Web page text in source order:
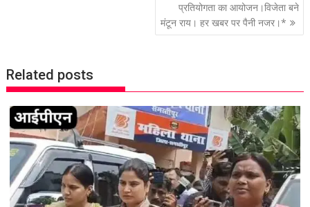
v
i
g
a
t
i
o
n
प्रतियोगता का आयोजन।विजेता बने
मंटून राय। हर खबर पर पैनी नजर।*
Related posts